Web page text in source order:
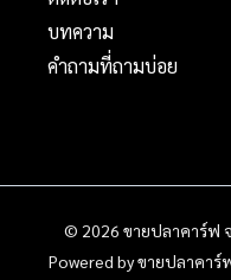
บทความ
คำถามที่ถามบ่อย
© 2026 ขายปลาคาร์ฟ
Powered by ขายปลาคาร์